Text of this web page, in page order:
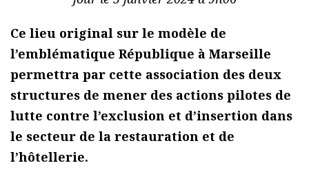
Ce lieu original sur le modèle de
l’emblématique République à Marseille
permettra par cette association des deux
structures de mener des actions pilotes de
lutte contre l’exclusion et d’insertion dans
le secteur de la restauration et de
l’hôtellerie.